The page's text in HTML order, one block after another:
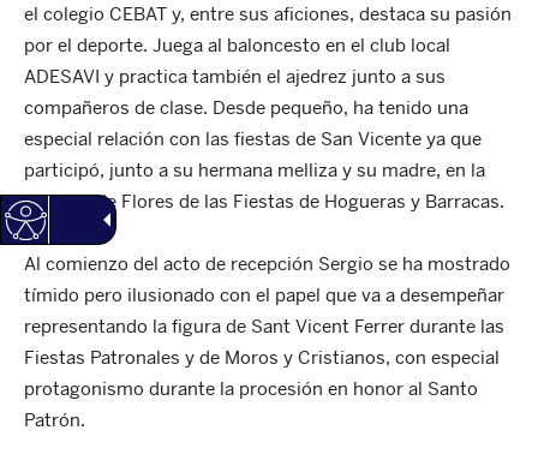
el colegio CEBAT y, entre sus aficiones, destaca su pasión
por el deporte. Juega al baloncesto en el club local
ADESAVI y practica también el ajedrez junto a sus
compañeros de clase. Desde pequeño, ha tenido una
especial relación con las fiestas de San Vicente ya que
participó, junto a su hermana melliza y su madre, en la
Ofrenda de Flores de las Fiestas de Hogueras y Barracas.
Al comienzo del acto de recepción Sergio se ha mostrado
tímido pero ilusionado con el papel que va a desempeñar
representando la figura de Sant Vicent Ferrer durante las
Fiestas Patronales y de Moros y Cristianos, con especial
protagonismo durante la procesión en honor al Santo
Patrón.